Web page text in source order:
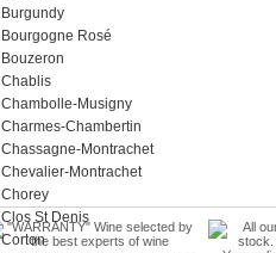
Burgundy
Bourgogne Rosé
Bouzeron
Chablis
Chambolle-Musigny
Charmes-Chambertin
Chassagne-Montrachet
Chevalier-Montrachet
Chorey
Clos St Denis
Corton